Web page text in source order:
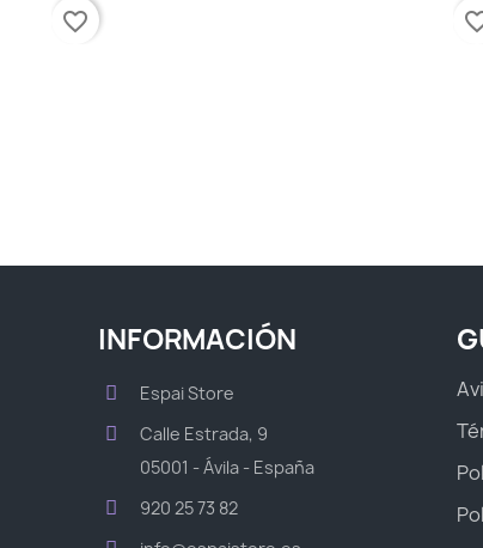
INFORMACIÓN
Espai Store
Calle Estrada, 9
05001 - Ávila - España
920 25 73 82